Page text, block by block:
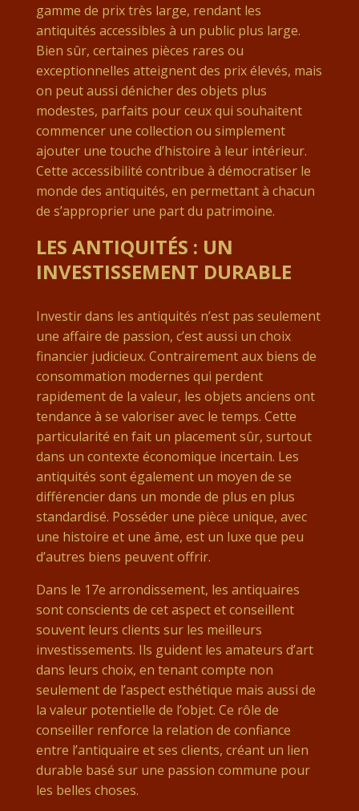
gamme de prix très large, rendant les
antiquités accessibles à un public plus large.
Bien sûr, certaines pièces rares ou
exceptionnelles atteignent des prix élevés, mais
on peut aussi dénicher des objets plus
modestes, parfaits pour ceux qui souhaitent
commencer une collection ou simplement
ajouter une touche d’histoire à leur intérieur.
Cette accessibilité contribue à démocratiser le
monde des antiquités, en permettant à chacun
de s’approprier une part du patrimoine.
LES ANTIQUITÉS : UN
INVESTISSEMENT DURABLE
Investir dans les antiquités n’est pas seulement
une affaire de passion, c’est aussi un choix
financier judicieux. Contrairement aux biens de
consommation modernes qui perdent
rapidement de la valeur, les objets anciens ont
tendance à se valoriser avec le temps. Cette
particularité en fait un placement sûr, surtout
dans un contexte économique incertain. Les
antiquités sont également un moyen de se
différencier dans un monde de plus en plus
standardisé. Posséder une pièce unique, avec
une histoire et une âme, est un luxe que peu
d’autres biens peuvent offrir.
Dans le 17e arrondissement, les antiquaires
sont conscients de cet aspect et conseillent
souvent leurs clients sur les meilleurs
investissements. Ils guident les amateurs d’art
dans leurs choix, en tenant compte non
seulement de l’aspect esthétique mais aussi de
la valeur potentielle de l’objet. Ce rôle de
conseiller renforce la relation de confiance
entre l’antiquaire et ses clients, créant un lien
durable basé sur une passion commune pour
les belles choses.